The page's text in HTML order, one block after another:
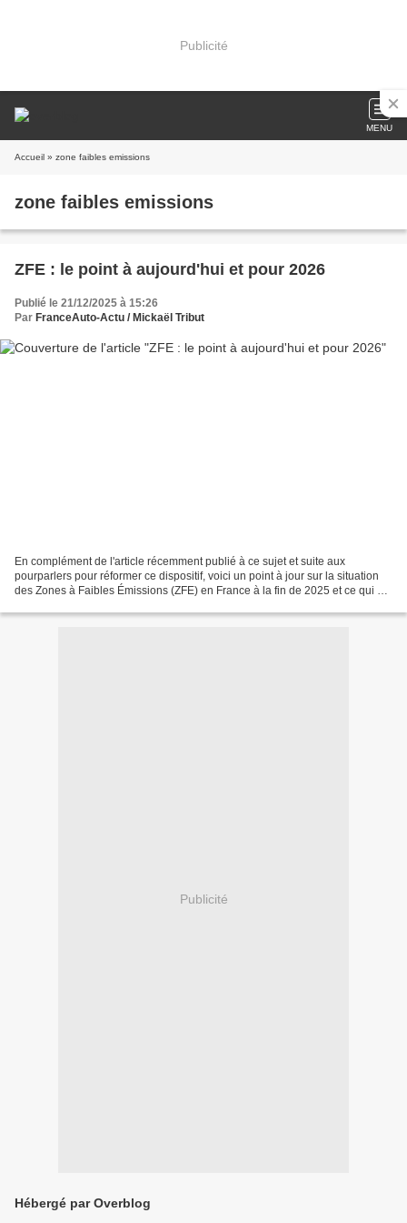
Publicité
MENU
Accueil » zone faibles emissions
zone faibles emissions
ZFE : le point à aujourd'hui et pour 2026
Publié le 21/12/2025 à 15:26
Par FranceAuto-Actu / Mickaël Tribut
En complément de l'article récemment publié à ce sujet et suite aux
pourparlers pour réformer ce dispositif, voici un point à jour sur la situation
des Zones à Faibles Émissions (ZFE) en France à la fin de 2025 et ce qui est
Publicité
Hébergé par Overblog